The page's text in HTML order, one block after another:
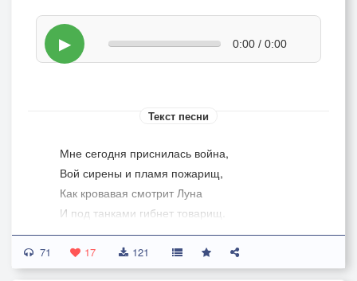
▶ 0:00 / 0:00
Текст песни
Мне сегодня приснилась война,
Вой сирены и пламя пожарищ,
Как кровавая смотрит Луна
И под танками гибнет товарищ.
Лай собак, конвоиры с плетьми,
Ров с телами у Бабьего Яра,
71 17 121